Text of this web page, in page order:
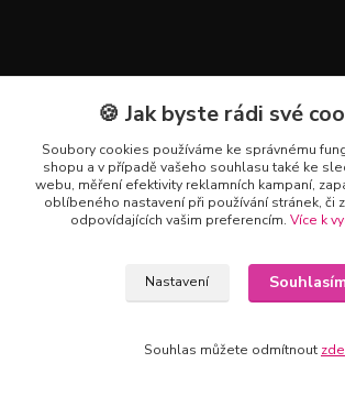
Kontakty
+420 602 223 614
info@zahradnictvipetro.cz
🍪 Jak byste rádi své
Soubory cookies používáme ke správnému
shopu a v případě vašeho souhlasu také ke
webu, měření efektivity reklamních kampaní,
oblíbeného nastavení při používání stránek, či
odpovídajících vašim preferencím. Více k
Nastavení
Souhlas můžete odmítnout zde